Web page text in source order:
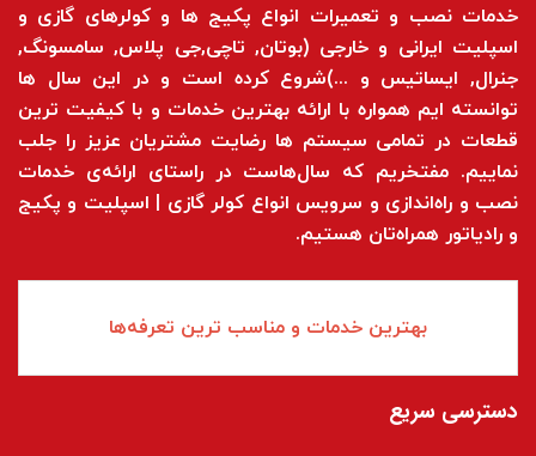
خدمات نصب و تعمیرات انواع پکیج ها و کولرهای گازی و
اسپلیت ایرانی و خارجی (بوتان, تاچی,جی پلاس, سامسونگ,
جنرال, ایساتیس و ...)شروع کرده است و در این سال ها
توانسته ایم همواره با ارائه بهترین خدمات و با کیفیت ترین
قطعات در تمامی سیستم ها رضایت مشتریان عزیز را جلب
نماییم. مفتخریم که سال‌هاست در راستای ارائه‌ی خدمات
نصب و راه‌اندازی و سرویس انواع کولر گازی | اسپلیت و پکیج
و رادیاتور همراه‌تان هستیم.
بهترین خدمات و مناسب ترین تعرفه‌ها
دسترسی سریع